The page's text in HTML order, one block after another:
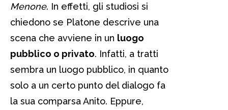
Menone. In effetti, gli studiosi si
chiedono se Platone descrive una
scena che avviene in un luogo
pubblico o privato. Infatti, a tratti
sembra un luogo pubblico, in quanto
solo a un certo punto del dialogo fa
la sua comparsa Anito. Eppure,